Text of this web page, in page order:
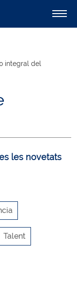
integral del
les novetats
Talent